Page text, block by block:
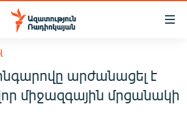
արժանացել է
միջազգային մրցանակի